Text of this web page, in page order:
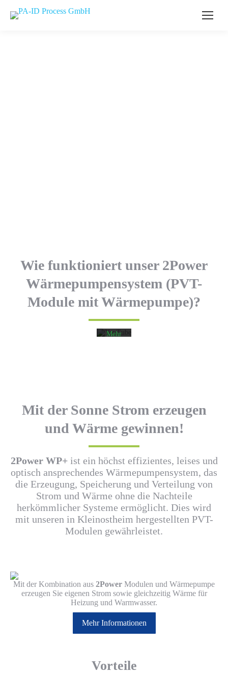
Wie funktioniert unser 2Power
Wärmepumpensystem (PVT-
Module mit Wärmepumpe)?
dem
Laden
Videos
akzeptieren
Sie die
Datenschutzerklärung
von
Mehr
immer
entsperren
Mit der Sonne Strom erzeugen
und Wärme gewinnen!
2Power WP+ist ein höchst effizientes, leises und
optisch ansprechendes Wärmepumpensystem, das
die Erzeugung, Speicherung und Verteilung von
Strom und Wärme ohne die Nachteile
herkömmlicher Systeme ermöglicht. Dies wird
mit unseren in Kleinostheim hergestellten PVT-
Modulen gewährleistet.
Mit der Kombination aus 2Power Modulen und Wärmepumpe
erzeugen Sie eigenen Strom sowie gleichzeitig Wärme für
Heizung und Warmwasser.
Mehr Informationen
Vorteile